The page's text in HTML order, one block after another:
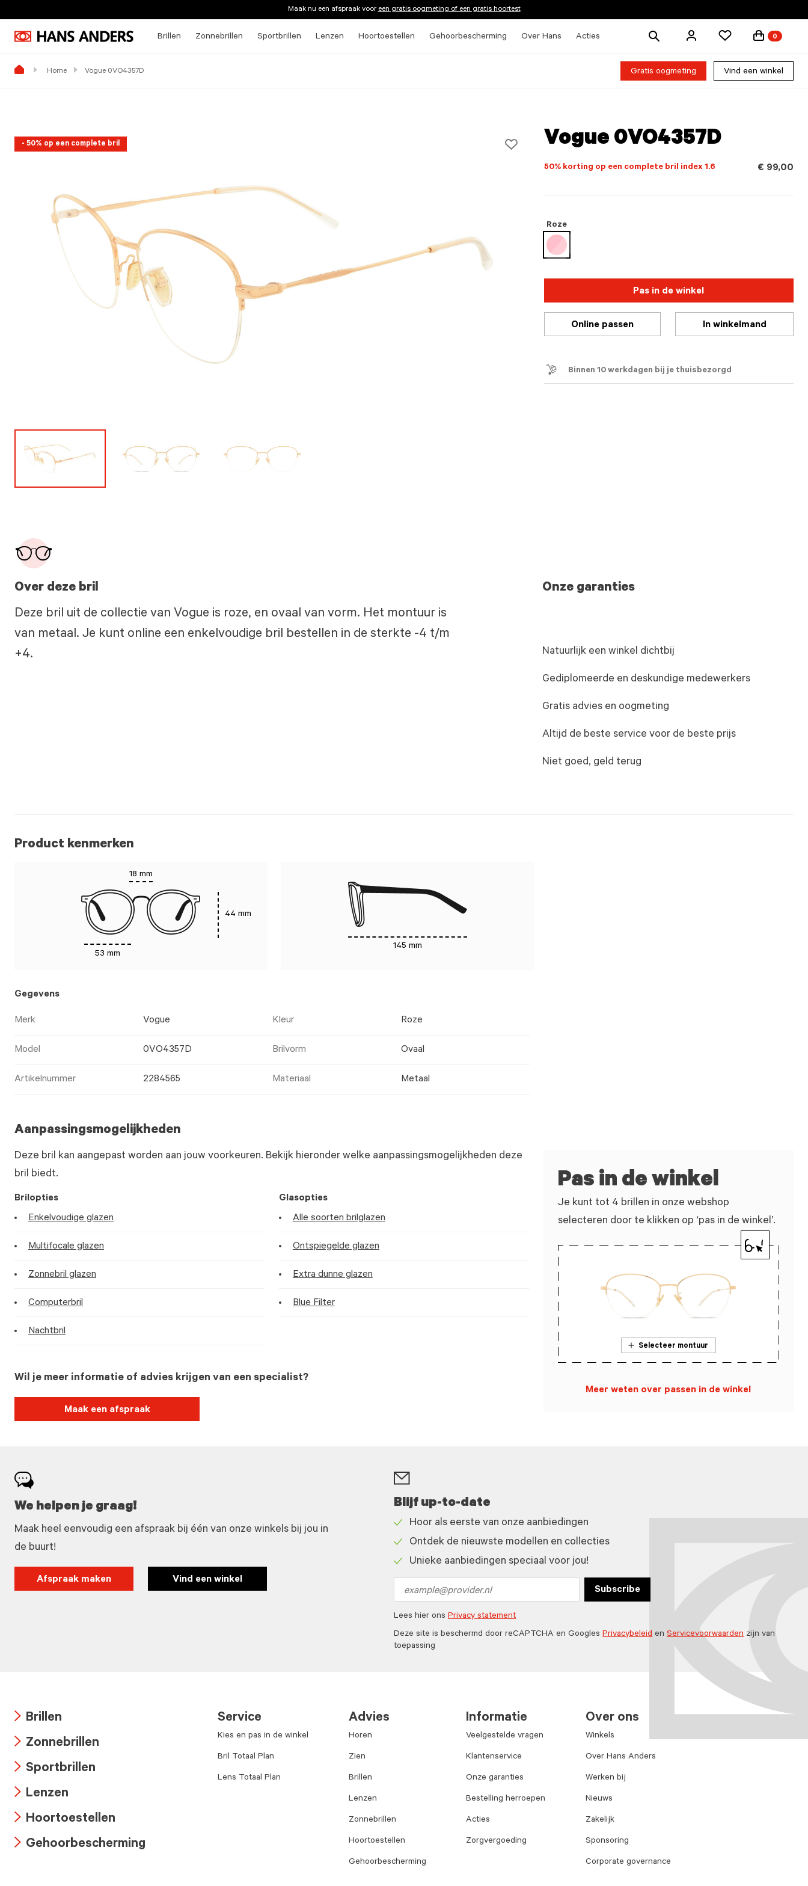
Maak nu een afspraak vooreen gratis oogmeting of een gratis hoortest
Brillen Zonnebrillen Sportbrillen Lenzen Hoortoestellen Gehoorbescherming Over Hans Acties
Zoek
0
Home Vogue 0VO4357D Gratis oogmeting Vind een winkel
- 50% op een complete bril Vogue 0VO4357D
50% korting op een complete bril index 1.6 € 99,00
Roze
geselecteerd
Pas in de winkel
Online passen In winkelmand
Binnen 10 werkdagen bij je thuisbezorgd
Over deze bril
Deze bril uit de collectie van Vogue is roze, en ovaal van vorm. Het montuur is
van metaal. Je kunt online een enkelvoudige bril bestellen in de sterkte -4 t/m
+4.
Onze garanties
Natuurlijk een winkel dichtbij
Gediplomeerde en deskundige medewerkers
Gratis advies en oogmeting
Altijd de beste service voor de beste prijs
Niet goed, geld terug
Product kenmerken
18 mm
53 mm
44 mm
145 mm
Gegevens
Merk Vogue Kleur Roze
Model 0VO4357D Brilvorm Ovaal
Artikelnummer 2284565 Materiaal Metaal
Aanpassingsmogelijkheden
Deze bril kan aangepast worden aan jouw voorkeuren. Bekijk hieronder welke aanpassingsmogelijkheden deze
bril biedt.
Brilopties
Enkelvoudige glazen
Multifocale glazen
Zonnebril glazen
Computerbril
Nachtbril
Glasopties
Alle soorten brilglazen
Ontspiegelde glazen
Extra dunne glazen
Blue Filter
Wil je meer informatie of advies krijgen van een specialist?
Maak een afspraak
Pas in de winkel
Je kunt tot 4 brillen in onze webshop
selecteren door te klikken op ‘pas in de winkel’.
Selecteer montuur
Meer weten over passen in de winkel
We helpen je graag!
Maak heel eenvoudig een afspraak bij één van onze winkels bij jou in
de buurt!
Afspraak maken Vind een winkel
Blijf up-to-date
icon
Hoor als eerste van onze aanbiedingen
icon
Ontdek de nieuwste modellen en collecties
Unieke aanbiedingen speciaal voor jou!
address
Subscribe
Lees hier onsPrivacy statement
Deze site is beschermd door reCAPTCHA en GooglesPrivacybeleidenServicevoorwaardenzijn van
toepassing
icon
Brillen
icon
Zonnebrillen
icon
Sportbrillen
icon
Lenzen
icon
Hoortoestellen
Gehoorbescherming
Service
Kies en pas in de winkel
Bril Totaal Plan
Lens Totaal Plan
Advies
Horen
Zien
Brillen
Lenzen
Zonnebrillen
Hoortoestellen
Gehoorbescherming
Informatie
Veelgestelde vragen
Klantenservice
Onze garanties
Bestelling herroepen
Acties
Zorgvergoeding
Over ons
Winkels
Over Hans Anders
Werken bij
Nieuws
Zakelijk
Sponsoring
Corporate governance